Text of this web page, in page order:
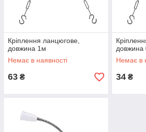
Кріплення ланцюгове,
довжина 1м
Немає в наявності
63 ₴
довжина
Немає в
34 ₴